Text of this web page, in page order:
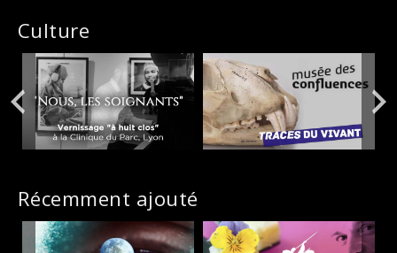
Culture
Récemment ajouté